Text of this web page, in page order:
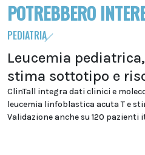
POTREBBERO
PEDIATRIA
Leucemia
stima sottotipo e
ClinTall integra dati clinici e
leucemia linfoblastica acuta T e
Validazione anche su 120 pazienti